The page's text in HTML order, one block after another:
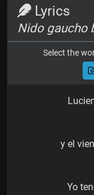
Lyrics
Nido gaucho
Select the
y el
Yo